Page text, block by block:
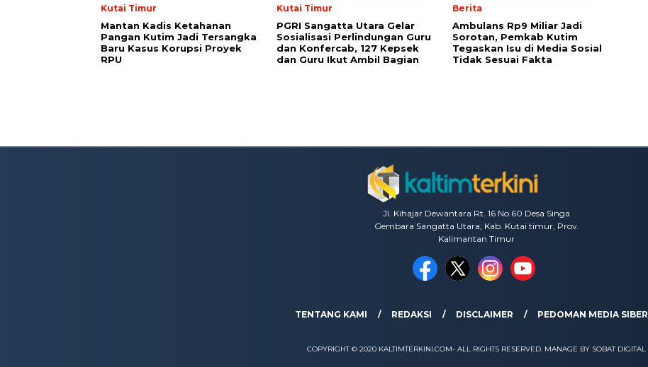
Kutai Timur
Mantan Kadis Ketahanan
Pangan Kutim Jadi Tersangka
Baru Kasus Korupsi Proyek
RPU
Kutai Timur
PGRI Sangatta Utara Gelar
Sosialisasi Perlindungan Guru
dan Konfercab, 127 Kepsek
dan Guru Ikut Ambil Bagian
Berita
Ambulans Rp9 Miliar Jadi
Sorotan, Pemkab Kutim
Tegaskan Isu di Media Sosial
Tidak Sesuai Fakta
Jl. Kihajar Dewantara Rt. 16 No.60 Desa Singa
Gembara Sangatta Utara, Kab. Kutai timur, Prov.
Kalimantan Timur
TENTANG KAMI REDAKSI DISCLAIMER PEDOMAN MEDIA SIBER
COPYRIGHT © 2020 KALTIMTERKINI.COM- ALL RIGHTS RESERVED. MANAGE BY SOBAT DIGITAL